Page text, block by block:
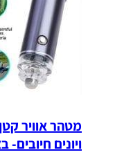
מטהר אוויר
ויונים